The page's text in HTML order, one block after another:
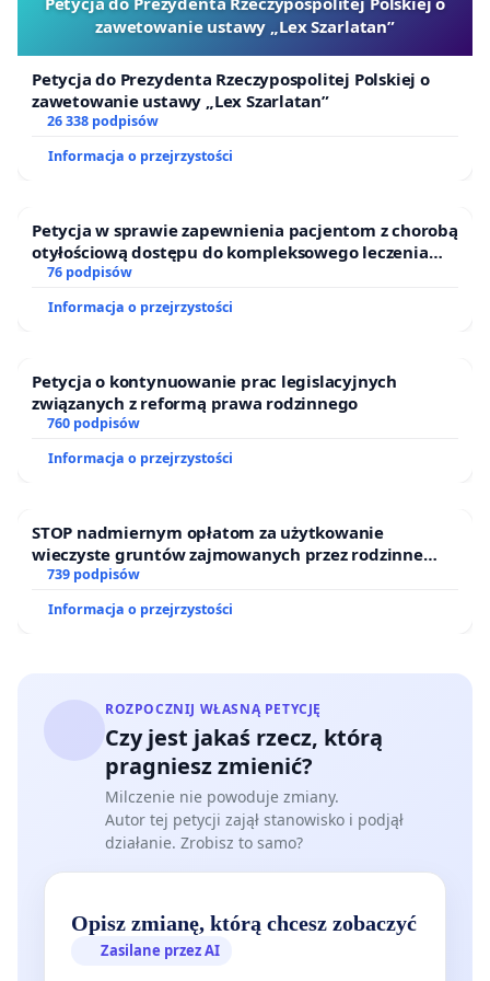
Mieszkańcy powiedzieli „dość”.Sprzeciw wobec
nielegalnie prowadzonej przetwórni oraz protest
przeciwko uciążliwości podpisało
Skórzec i jest wyraźnym oraz jednoznacznym
głosem społecznym. Głosem, którego nie można
dłużej ignorować. Liczymy, że petycja online dotrze
Prawo jest jednoznaczne:zgodnie z art. 365
ustawy – Prawo ochrony środowiska, inspektor
ochrony środowiskama obowiązek
to jego ustawowy obowiązek. Do dziś skutecznego
wstrzymania nie ma –instalacja nadal działa.
Apelujemy o:
• pilne zainteresowanie się sprawą i objęcie jej
kompetencjami oraz wpłynięcie na Głównego
Inspektora Ochrony Środowiska aby skuteczniej
wykonywał swoje obowiązki,
zawetowanie ustawy „Lex Szarlatan”
Petycja do Prezydenta Rzeczypospolitej Polskiej o
zawetowanie ustawy „Lex Szarlatan”
26 338 podpisów
Informacja o przejrzystości
Petycja w sprawie zapewnienia pacjentom z chorobą
otyłościową dostępu do kompleksowego leczenia
oraz programów profilaktycznych.
76 podpisów
Informacja o przejrzystości
Petycja o kontynuowanie prac legislacyjnych
związanych z reformą prawa rodzinnego
760 podpisów
Informacja o przejrzystości
STOP nadmiernym opłatom za użytkowanie
wieczyste gruntów zajmowanych przez rodzinne
ogrody działkowe.
739 podpisów
Informacja o przejrzystości
ROZPOCZNIJ WŁASNĄ PETYCJĘ
Czy jest jakaś rzecz, którą
pragniesz zmienić?
Milczenie nie powoduje zmiany.
Autor tej petycji zajął stanowisko i podjął
działanie. Zrobisz to samo?
Opisz zmianę, którą chcesz zobaczyć
Zasilane przez AI